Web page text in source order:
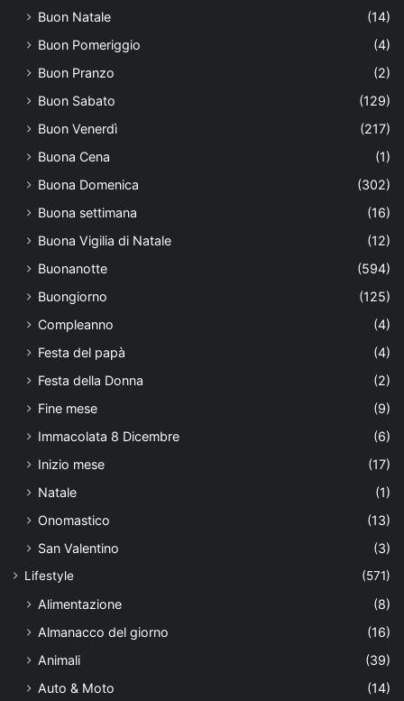
Buon Natale
(14)
Buon Pomeriggio
(4)
Buon Pranzo
(2)
Buon Sabato
(129)
Buon Venerdì
(217)
Buona Cena
(1)
Buona Domenica
(302)
Buona settimana
(16)
Buona Vigilia di Natale
(12)
Buonanotte
(594)
Buongiorno
(125)
Compleanno
(4)
Festa del papà
(4)
Festa della Donna
(2)
Fine mese
(9)
Immacolata 8 Dicembre
(6)
Inizio mese
(17)
Natale
(1)
Onomastico
(13)
San Valentino
(3)
Lifestyle (571)
Alimentazione
(8)
Almanacco del giorno
(16)
Animali
(39)
Auto & Moto
(14)